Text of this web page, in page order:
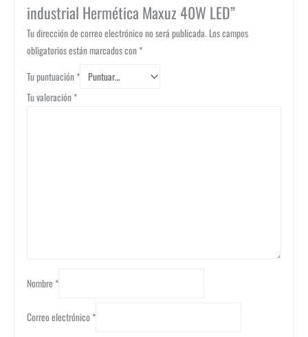
industrial Hermética Maxuz 40W LED”
Tu dirección de correo electrónico no será publicada. Los campos
obligatorios están marcados con*
Tu puntuación*
Tu valoración*
Nombre *
Correo electrónico*